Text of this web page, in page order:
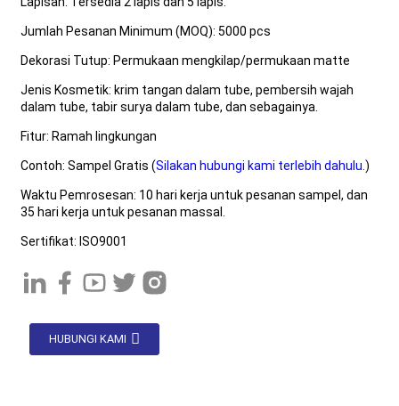
Jumlah Pesanan Minimum (MOQ): 5000 pcs
Dekorasi Tutup: Permukaan mengkilap/permukaan matte
Jenis Kosmetik: krim tangan dalam tube, pembersih wajah
dalam tube, tabir surya dalam tube, dan sebagainya.
Fitur: Ramah lingkungan
Contoh: Sampel Gratis (Silakan hubungi kami terlebih dahulu. )
Waktu Pemrosesan: 10 hari kerja untuk pesanan sampel, dan
35 hari kerja untuk pesanan massal.
Sertifikat: ISO9001
HUBUNGI KAMI